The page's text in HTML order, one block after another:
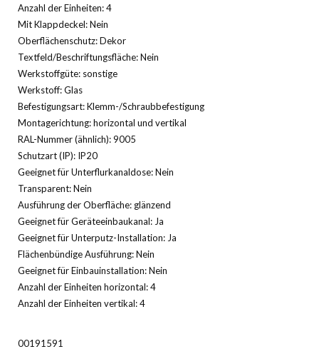
Anzahl der Einheiten: 4
Mit Klappdeckel: Nein
Oberflächenschutz: Dekor
Textfeld/Beschriftungsfläche: Nein
Werkstoffgüte: sonstige
Werkstoff: Glas
Befestigungsart: Klemm-/Schraubbefestigung
Montagerichtung: horizontal und vertikal
RAL-Nummer (ähnlich): 9005
Schutzart (IP): IP20
Geeignet für Unterflurkanaldose: Nein
Transparent: Nein
Ausführung der Oberfläche: glänzend
Geeignet für Geräteeinbaukanal: Ja
Geeignet für Unterputz-Installation: Ja
Flächenbündige Ausführung: Nein
Geeignet für Einbauinstallation: Nein
Anzahl der Einheiten horizontal: 4
Anzahl der Einheiten vertikal: 4
00191591